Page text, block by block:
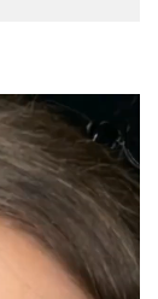
ویدیو